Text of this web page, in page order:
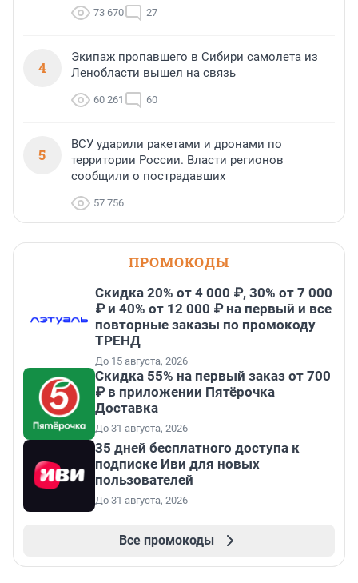
73 670 27
4
Экипаж пропавшего в Сибири самолета из
Ленобласти вышел на связь
60 261 60
5
ВСУ ударили ракетами и дронами по
территории России. Власти регионов
сообщили о пострадавших
57 756
ПРОМОКОДЫ
Скидка 20% от 4 000 ₽, 30% от 7 000
₽ и 40% от 12 000 ₽ на первый и все
повторные заказы по промокоду
ТРЕНД
До 15 августа, 2026
Скидка 55% на первый заказ от 700
₽ в приложении Пятёрочка
Доставка
До 31 августа, 2026
35 дней бесплатного доступа к
подписке Иви для новых
пользователей
До 31 августа, 2026
Все промокоды